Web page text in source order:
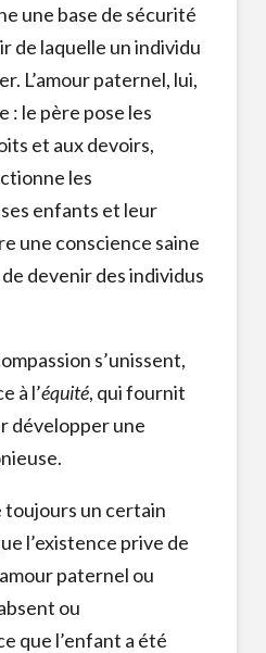
une base de sécurité
de laquelle un individu
L’amour paternel, lui,
: le père pose les
et aux devoirs,
les
enfants et leur
une conscience saine
devenir des individus
s’unissent,
à l’équité, qui fournit
développer une
toujours un certain
l’existence prive de
paternel ou
ou
que l’enfant a été